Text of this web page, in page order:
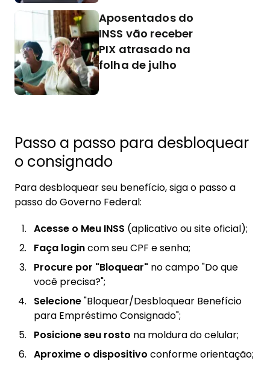
Aposentados do
INSS vão receber
PIX atrasado na
folha de julho
Passo a passo para desbloquear
o consignado
Para desbloquear seu benefício, siga o passo a
passo do Governo Federal:
Acesse o Meu INSS (aplicativo ou site oficial);
Faça logincom seu CPF e senha;
Procure por "Bloquear" no campo "Do que
você precisa?";
Selecione"Bloquear/Desbloquear Benefício
para Empréstimo Consignado";
Posicione seu rosto na moldura do celular;
Aproxime o dispositivo conforme orientação;